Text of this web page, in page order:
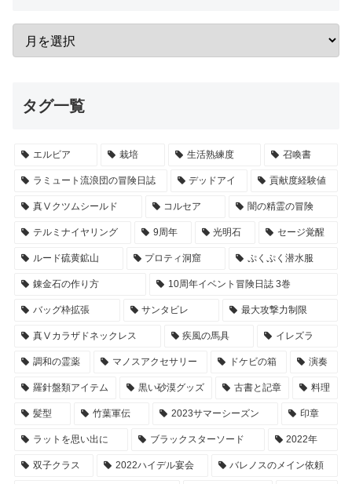
タグ一覧
エルビア 栽培 生活熟練度 召喚書
ラミュート流浪団の冒険日誌 デッドアイ 貢献度経験値
真Ⅴクツムシールド コルセア 闇の精霊の冒険
テルミナイヤリング 9周年 光明石 セージ覚醒
ルード硫黄鉱山 プロティ洞窟 ぷくぷく潜水服
錬金石の作り方 10周年イベント冒険日誌 3巻
バッグ枠拡張 サンタビレ 最大攻撃力制限
真Ⅴカラザドネックレス 疾風の馬具 イレズラ
調和の霊薬 マノスアクセサリー ドケビの箱 演奏
羅針盤類アイテム 黒い砂漠グッズ 古書と記章 料理
髪型 竹葉軍伝 2023サマーシーズン 印章
ラットを思い出に ブラックスターソード 2022年
双子クラス 2022ハイデル宴会 バレノスのメイン依頼